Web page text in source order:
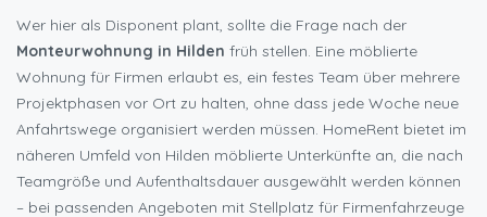
Wer hier als Disponent plant, sollte die Frage nach der
Monteurwohnung in Hilden früh stellen. Eine möblierte
Wohnung für Firmen erlaubt es, ein festes Team über mehrere
Projektphasen vor Ort zu halten, ohne dass jede Woche neue
Anfahrtswege organisiert werden müssen. HomeRent bietet im
näheren Umfeld von Hilden möblierte Unterkünfte an, die nach
Teamgröße und Aufenthaltsdauer ausgewählt werden können
– bei passenden Angeboten mit Stellplatz für Firmenfahrzeuge